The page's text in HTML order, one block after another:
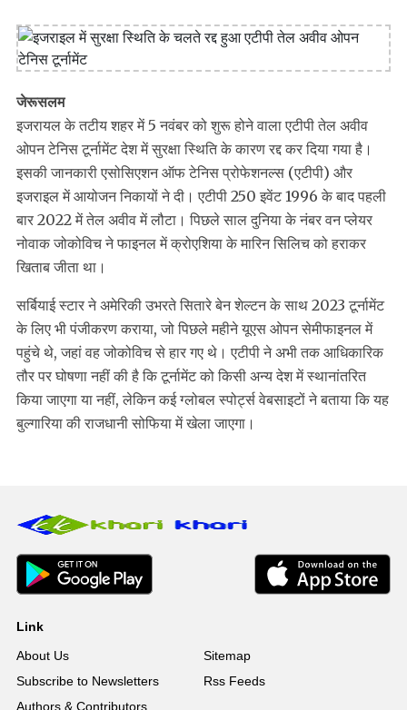
जेरूसलम
इजरायल के तटीय शहर में 5 नवंबर को शुरू होने वाला एटीपी तेल अवीव
ओपन टेनिस टूर्नामेंट देश में सुरक्षा स्थिति के कारण रद्द कर दिया गया है।
इसकी जानकारी एसोसिएशन ऑफ टेनिस प्रोफेशनल्स (एटीपी) और
इजराइल में आयोजन निकायों ने दी। एटीपी 250 इवेंट 1996 के बाद पहली
बार 2022 में तेल अवीव में लौटा। पिछले साल दुनिया के नंबर वन प्लेयर
नोवाक जोकोविच ने फाइनल में क्रोएशिया के मारिन सिलिच को हराकर
खिताब जीता था।
सर्बियाई स्टार ने अमेरिकी उभरते सितारे बेन शेल्टन के साथ 2023 टूर्नामेंट
के लिए भी पंजीकरण कराया, जो पिछले महीने यूएस ओपन सेमीफाइनल में
पहुंचे थे, जहां वह जोकोविच से हार गए थे। एटीपी ने अभी तक आधिकारिक
तौर पर घोषणा नहीं की है कि टूर्नामेंट को किसी अन्य देश में स्थानांतरित
किया जाएगा या नहीं, लेकिन कई ग्लोबल स्पोर्ट्स वेबसाइटों ने बताया कि यह
बुल्गारिया की राजधानी सोफिया में खेला जाएगा।
Link
About Us
Sitemap
Subscribe to Newsletters
Rss Feeds
Authors & Contributors